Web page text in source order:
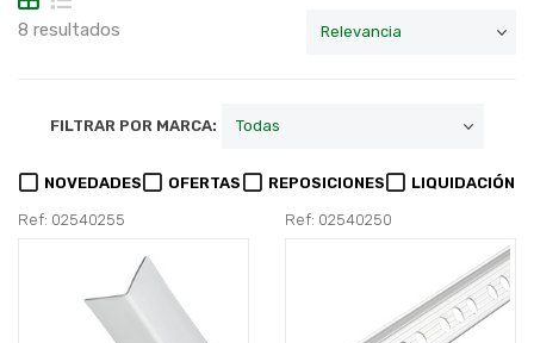
8 resultados
FILTRAR POR MARCA:
NOVEDADES OFERTAS REPOSICIONES LIQUIDACIÓN
Ref: 02540255 Ref: 02540250